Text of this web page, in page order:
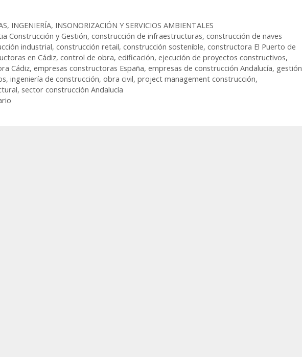
, INGENIERÍA, INSONORIZACIÓN Y SERVICIOS AMBIENTALES
Construcción y Gestión, construcción de infraestructuras, construcción de naves
industrial, construcción retail, construcción sostenible, constructora El Puerto de
en Cádiz, control de obra, edificación, ejecución de proyectos constructivos,
Cádiz, empresas constructoras España, empresas de construcción Andalucía, gestión
, ingeniería de construcción, obra civil, project management construcción,
, sector construcción Andalucía